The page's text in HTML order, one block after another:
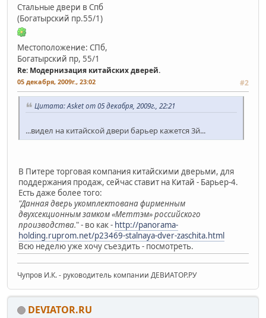
Стальные двери в Спб
(Богатырский пр.55/1)
Местоположение: СПб,
Богатырский пр, 55/1
Re: Модернизация китайских дверей.
05 декабря, 2009г., 23:02 #2
Цитата: Asket от 05 декабря, 2009г., 22:21
...видел на китайской двери барьер кажется 3й...
В Питере торговая компания китайскими дверьми, для
поддержания продаж, сейчас ставит на Китай - Барьер-4.
Есть даже более того:
"Данная дверь укомплектована фирменным
двухсекционным замком «Меттэм» российского
производства." - во как - http://panorama-
holding.ruprom.net/p23469-stalnaya-dver-zaschita.html
Всю неделю уже хочу съездить - посмотреть.
Чупров И.К. - руководитель компании ДЕВИАТОР.РУ
DEVIATOR.RU